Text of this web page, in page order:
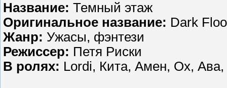
Название: Темный этаж
Оригинальное название: Dark
Жанр: Ужасы, фэнтези
Режиссер: Петя Риски
В ролях: Lordi, Кита, Амен, Ox,